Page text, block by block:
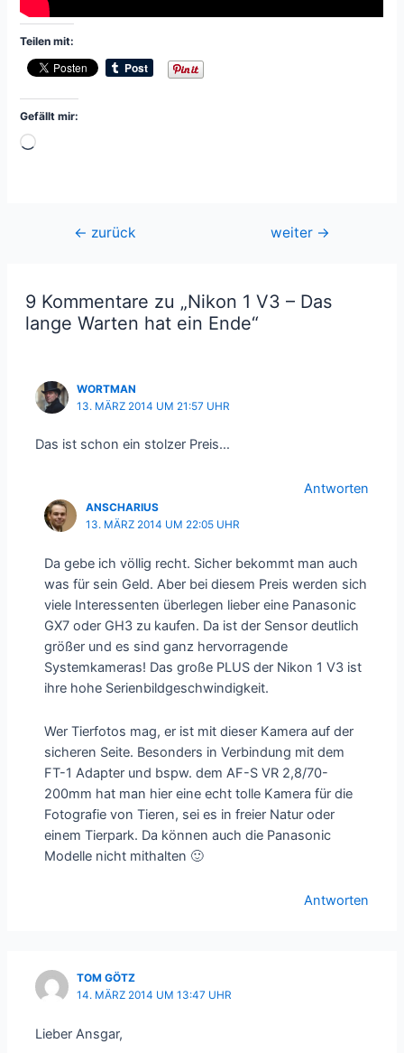
Teilen mit:
Gefällt mir:
Wird
Beitragsnavigation
← zurück weiter →
9 Kommentare zu „Nikon 1 V3 – Das
lange Warten hat ein Ende“
WORTMAN
13. MÄRZ 2014 UM 21:57 UHR
Das ist schon ein stolzer Preis…
Antworten
ANSCHARIUS
13. MÄRZ 2014 UM 22:05 UHR
Da gebe ich völlig recht. Sicher bekommt man auch
was für sein Geld. Aber bei diesem Preis werden sich
viele Interessenten überlegen lieber eine Panasonic
GX7 oder GH3 zu kaufen. Da ist der Sensor deutlich
größer und es sind ganz hervorragende
Systemkameras! Das große PLUS der Nikon 1 V3 ist
ihre hohe Serienbildgeschwindigkeit.
Wer Tierfotos mag, er ist mit dieser Kamera auf der
sicheren Seite. Besonders in Verbindung mit dem
FT-1 Adapter und bspw. dem AF-S VR 2,8/70-
200mm hat man hier eine echt tolle Kamera für die
Fotografie von Tieren, sei es in freier Natur oder
einem Tierpark. Da können auch die Panasonic
Modelle nicht mithalten 🙂
Antworten
TOM GÖTZ
14. MÄRZ 2014 UM 13:47 UHR
Lieber Ansgar,